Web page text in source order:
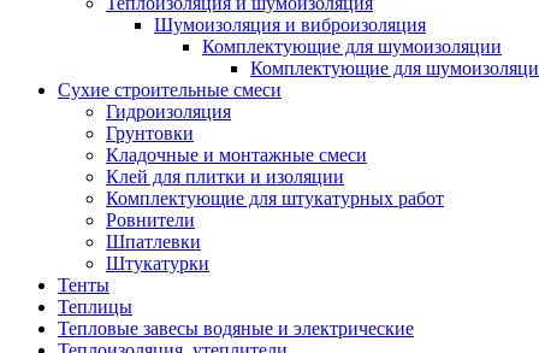
Шумоизоляция и виброизоляция
Комплектующие для шумоизоляции
Комплектующие для
Сухие строительные смеси
Гидроизоляция
Грунтовки
Кладочные и монтажные смеси
Клей для плитки и изоляции
Комплектующие для штукатурных работ
Ровнители
Шпатлевки
Штукатурки
Тенты
Теплицы
Тепловые завесы водяные и электрические